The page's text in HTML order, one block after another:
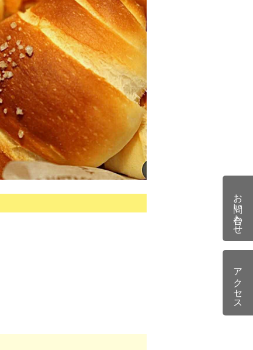
お問い合わせ
アクセス